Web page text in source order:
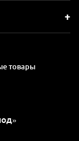
товары